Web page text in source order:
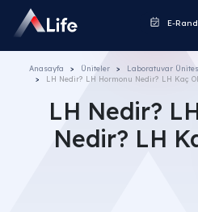
E-
Anasayfa Üniteler
Laboratuvar
LH Nedir? LH Hormonu Nedir? LH Kaç
LH Nedir?
Nedir? LH